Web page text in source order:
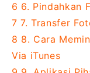
6 6. Pindahkan
7 7. Transfer
8 8. Cara
Via iTunes